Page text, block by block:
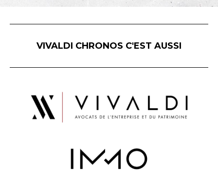
VIVALDI CHRONOS C'EST AUSSI